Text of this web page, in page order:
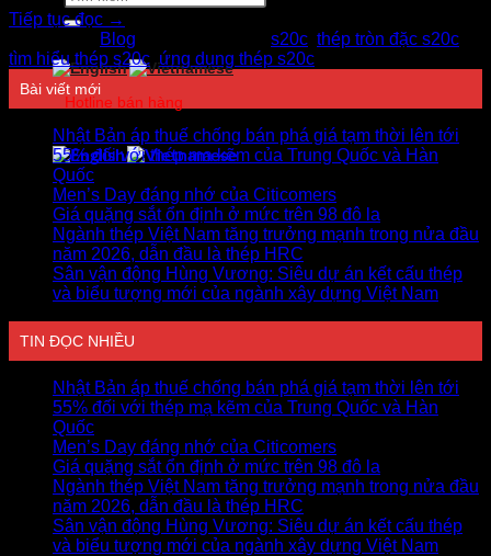
kiếm:
Hotline bán hàng
Tiếp tục đọc →
Blog s20c thép tròn đặc s20c
tìm hiểu thép s20c ,ứng dụng thép s20c
Bài viết mới
Nhật Bản áp thuế chống bán phá giá tạm thời lên tới
55% đối với thép mạ kẽm của Trung Quốc và Hàn
Quốc
Men’s Day đáng nhớ của Citicomers
Giá quặng sắt ổn định ở mức trên 98 đô la
Ngành thép Việt Nam tăng trưởng mạnh trong nửa đầu
năm 2026, dẫn đầu là thép HRC
Sân vận động Hùng Vương: Siêu dự án kết cấu thép
và biểu tượng mới của ngành xây dựng Việt Nam
TIN ĐỌC NHIỀU
Nhật Bản áp thuế chống bán phá giá tạm thời lên tới
55% đối với thép mạ kẽm của Trung Quốc và Hàn
Quốc
Men’s Day đáng nhớ của Citicomers
Giá quặng sắt ổn định ở mức trên 98 đô la
Ngành thép Việt Nam tăng trưởng mạnh trong nửa đầu
năm 2026, dẫn đầu là thép HRC
Sân vận động Hùng Vương: Siêu dự án kết cấu thép
và biểu tượng mới của ngành xây dựng Việt Nam